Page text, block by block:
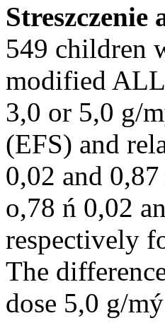
Streszczenie
549 children
modified
3,0 or 5,0 g/
(EFS) and
0,02 and
o,78 ń 0,02
respectively
The
dose 5,0 g/